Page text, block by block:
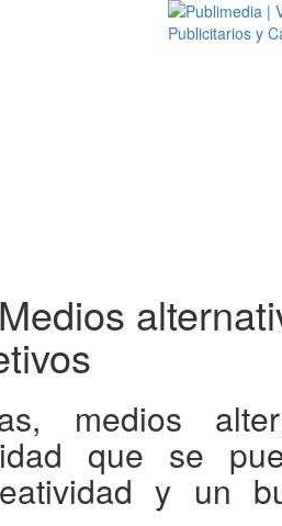
medios
que se
y un